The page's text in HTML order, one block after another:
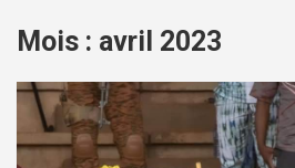
Mois : avril 2023